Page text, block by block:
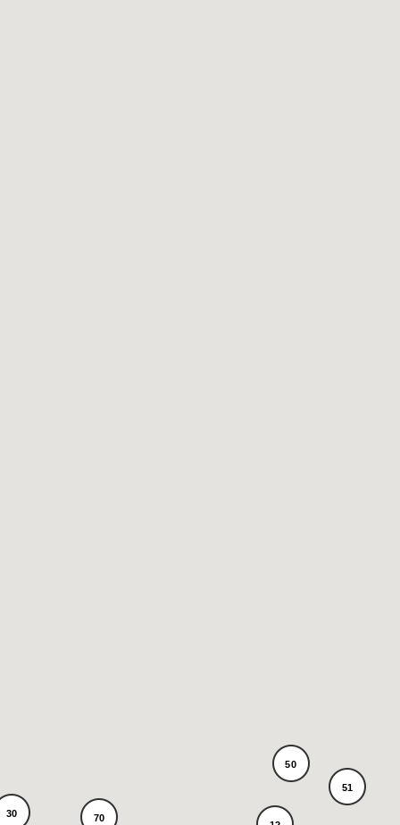
50
70
51
30